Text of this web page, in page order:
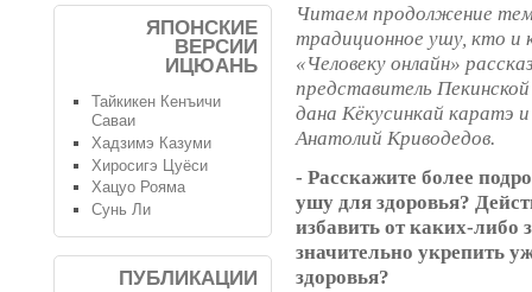
Читаем продолжение
традиционное ушу, кто
«Человеку онлайн»
представитель
дана Кёкусинкай каратэ
Анатолий Криводедов.
- Расскажите более
ушу для здоровья?
избавить от каких-либо
значительно укрепить
здоровья?
ЯПОНСКИЕ
ВЕРСИИ
ИЦЮАНЬ
Тайкикен Кенъичи
Саваи
Хадзимэ Казуми
Хиросигэ Цуёси
Хацуо Рояма
Сунь Ли
ПУБЛИКАЦИИ